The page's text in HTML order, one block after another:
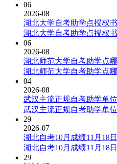
06
2026-08
湖北大学自考助学点授权
湖北大学自考助学点授权
06
2026-08
湖北师范大学自考助学点
湖北师范大学自考助学点
04
2026-08
武汉主流正规自考助学单
武汉主流正规自考助学单
29
2026-07
湖北自考10月成绩11月18
湖北自考10月成绩11月18
29